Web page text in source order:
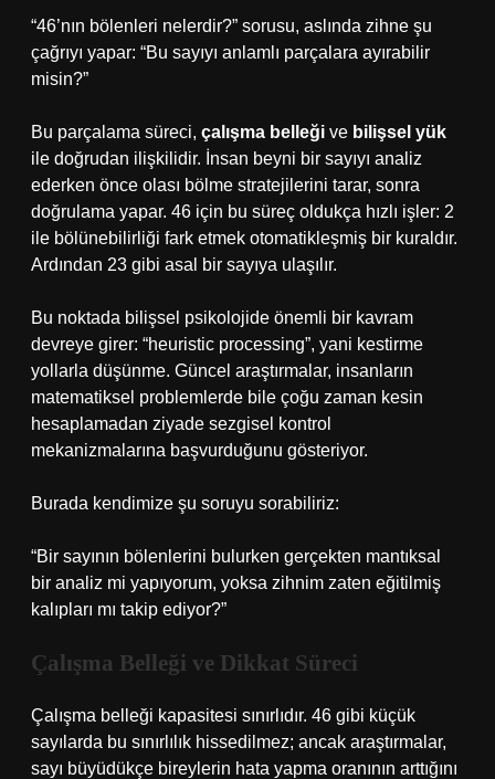
“46’nın bölenleri nelerdir?” sorusu, aslında zihne şu
çağrıyı yapar: “Bu sayıyı anlamlı parçalara ayırabilir
misin?”
Bu parçalama süreci, çalışma belleği ve bilişsel yük
ile doğrudan ilişkilidir. İnsan beyni bir sayıyı analiz
ederken önce olası bölme stratejilerini tarar, sonra
doğrulama yapar. 46 için bu süreç oldukça hızlı işler: 2
ile bölünebilirliği fark etmek otomatikleşmiş bir kuraldır.
Ardından 23 gibi asal bir sayıya ulaşılır.
Bu noktada bilişsel psikolojide önemli bir kavram
devreye girer: “heuristic processing”, yani kestirme
yollarla düşünme. Güncel araştırmalar, insanların
matematiksel problemlerde bile çoğu zaman kesin
hesaplamadan ziyade sezgisel kontrol
mekanizmalarına başvurduğunu gösteriyor.
Burada kendimize şu soruyu sorabiliriz:
“Bir sayının bölenlerini bulurken gerçekten mantıksal
bir analiz mi yapıyorum, yoksa zihnim zaten eğitilmiş
kalıpları mı takip ediyor?”
Çalışma Belleği ve Dikkat Süreci
Çalışma belleği kapasitesi sınırlıdır. 46 gibi küçük
sayılarda bu sınırlılık hissedilmez; ancak araştırmalar,
sayı büyüdükçe bireylerin hata yapma oranının arttığını